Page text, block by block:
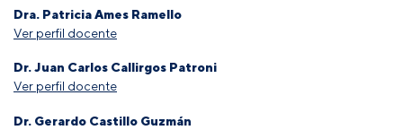
Dra. Patricia Ames Ramello
Ver perfil docente
Dr. Juan Carlos Callirgos Patroni
Ver perfil docente
Dr. Gerardo Castillo Guzmán